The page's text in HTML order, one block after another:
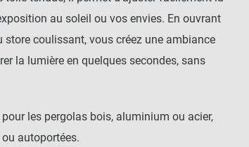
au soleil ou vos envies. En ouvrant
coulissant, vous créez une ambiance
la lumière en quelques secondes, sans
pour les pergolas bois, aluminium ou acier,
autoportées.